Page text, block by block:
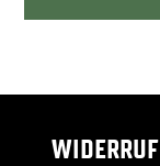
WIDERRUF